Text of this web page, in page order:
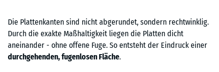
Die Plattenkanten sind nicht abgerundet, sondern rechtwinklig.
Durch die exakte Maßhaltigkeit liegen die Platten dicht
aneinander - ohne offene Fuge. So entsteht der Eindruck einer
durchgehenden, fugenlosen Fläche.